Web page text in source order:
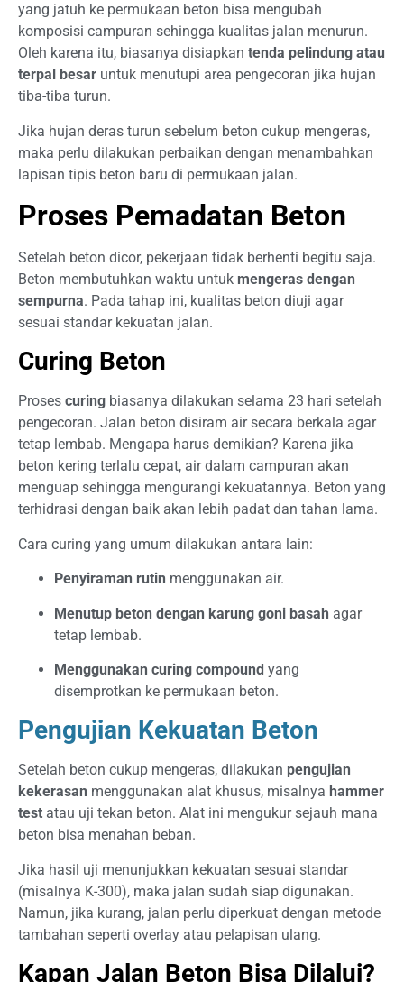
yang jatuh ke permukaan beton bisa mengubah
komposisi campuran sehingga kualitas jalan menurun.
Oleh karena itu, biasanya disiapkan tenda pelindung atau
terpal besar untuk menutupi area pengecoran jika hujan
tiba-tiba turun.
Jika hujan deras turun sebelum beton cukup mengeras,
maka perlu dilakukan perbaikan dengan menambahkan
lapisan tipis beton baru di permukaan jalan.
Proses Pemadatan Beton
Setelah beton dicor, pekerjaan tidak berhenti begitu saja.
Beton membutuhkan waktu untuk mengeras dengan
sempurna. Pada tahap ini, kualitas beton diuji agar
sesuai standar kekuatan jalan.
Curing Beton
Proses curing biasanya dilakukan selama 23 hari setelah
pengecoran. Jalan beton disiram air secara berkala agar
tetap lembab. Mengapa harus demikian? Karena jika
beton kering terlalu cepat, air dalam campuran akan
menguap sehingga mengurangi kekuatannya. Beton yang
terhidrasi dengan baik akan lebih padat dan tahan lama.
Cara curing yang umum dilakukan antara lain:
Penyiraman rutin menggunakan air.
Menutup beton dengan karung goni basah agar
tetap lembab.
Menggunakan curing compound yang
disemprotkan ke permukaan beton.
Pengujian Kekuatan Beton
Setelah beton cukup mengeras, dilakukan pengujian
kekerasan menggunakan alat khusus, misalnya hammer
test atau uji tekan beton. Alat ini mengukur sejauh mana
beton bisa menahan beban.
Jika hasil uji menunjukkan kekuatan sesuai standar
(misalnya K-300), maka jalan sudah siap digunakan.
Namun, jika kurang, jalan perlu diperkuat dengan metode
tambahan seperti overlay atau pelapisan ulang.
Kapan Jalan Beton Bisa Dilalui?